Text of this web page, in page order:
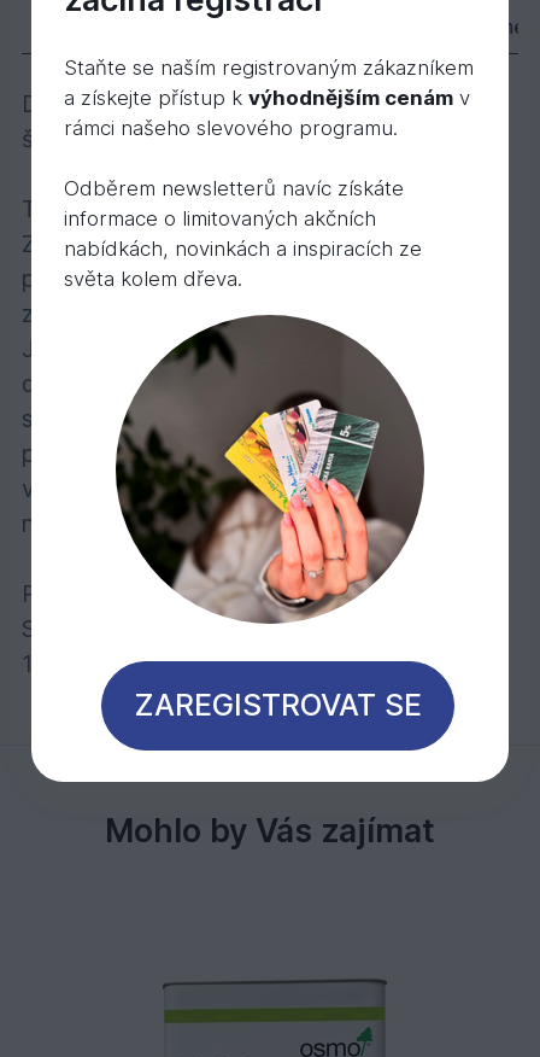
87
Dvojí úspora díky vysokému podílu oleje –
šetří čas a peníze!
Transparentní, polomatná, k použití venku.
Zvláště se doporučuje na fasády, balkóny,
přístřešky, zahradní domky, pohledové
zábrany, ploty…
Jednorázová lazura HS PLUS vyhladí povrch
dřeva, neodprýskává, nepraská a neodlupuje
se. Nátěr je trvanlivý, odolný vůči
povětrnostním vlivům a UV záření, odpuzuje
vodu a reguluje vlhkost. Nenechá dřevo
nabobtnat.
Počet nátěrů:
Stačí jeden nátěr!
1 litr stačí při jednom nátěru na cca 26 m2
Mohlo by Vás zajímat
Staňte se naším registrovaným zákazníkem
a získejte přístup k výhodnějším cenámv
rámci našeho slevového programu.
Odběrem newsletterů navíc získáte
informace o limitovaných akčních
nabídkách, novinkách a inspiracích ze
světa kolem dřeva.
ZAREGISTROVAT SE